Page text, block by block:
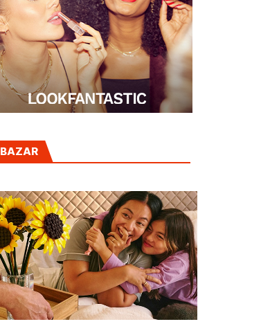
BAZAR